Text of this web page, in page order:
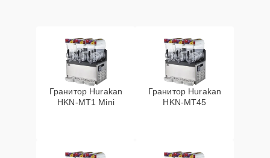
Гранитор Hurakan
HKN-MT1 Mini
Гранитор Hurakan
HKN-MT45